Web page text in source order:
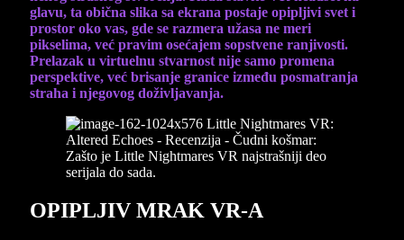
glavu, ta obična slika sa ekrana postaje opipljivi svet i
prostor oko vas, gde se razmera užasa ne meri
pikselima, već pravim osećajem sopstvene ranjivosti.
Prelazak u virtuelnu stvarnost nije samo promena
perspektive, već brisanje granice između posmatranja
straha i njegovog doživljavanja.
OPIPLJIV MRAK VR-A